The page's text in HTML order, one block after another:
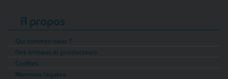
A propos
Qui sommes-nous ?
Nos artisans et producteurs
Cookies
Mentions légales